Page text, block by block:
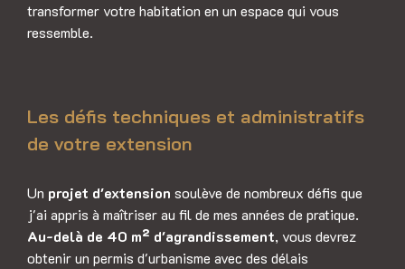
transformer votre habitation en un espace qui vous
ressemble.
Les défis techniques et administratifs
de votre extension
Un projet d'extension soulève de nombreux défis que
j'ai appris à maîtriser au fil de mes années de pratique.
Au-delà de 40 m² d'agrandissement, vous devrez
obtenir un permis d'urbanisme avec des délais